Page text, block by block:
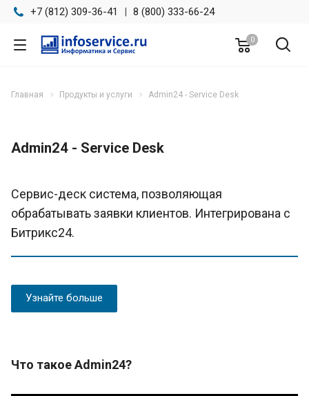
+7 (812) 309-36-41 | 8 (800) 333-66-24
0
Главная Продукты и услуги Admin24 - Service Desk
Admin24 - Service Desk
Сервис-деск система, позволяющая
обрабатывать заявки клиентов. Интегрирована с
Битрикс24.
Узнайте больше
Что такое Admin24?